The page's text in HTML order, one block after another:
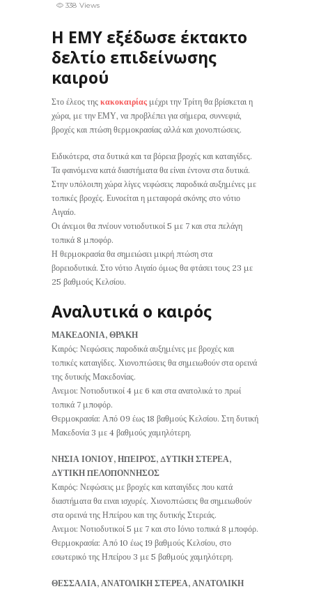
338 Views
Η ΕΜΥ εξέδωσε έκτακτο
δελτίο επιδείνωσης
καιρού
Στο έλεος της κακοκαιρίας μέχρι την Τρίτη θα βρίσκεται η
χώρα, με την ΕΜΥ, να προβλέπει για σήμερα, συννεφιά,
βροχές και πτώση θερμοκρασίας αλλά και χιονοπτώσεις.
Ειδικότερα, στα δυτικά και τα βόρεια βροχές και καταιγίδες.
Τα φαινόμενα κατά διαστήματα θα είναι έντονα στα δυτικά.
Στην υπόλοιπη χώρα λίγες νεφώσεις παροδικά αυξημένες με
τοπικές βροχές. Ευνοείται η μεταφορά σκόνης στο νότιο
Αιγαίο.
Οι άνεμοι θα πνέουν νοτιοδυτικοί 5 με 7 και στα πελάγη
τοπικά 8 μποφόρ.
Η θερμοκρασία θα σημειώσει μικρή πτώση στα
βορειοδυτικά. Στο νότιο Αιγαίο όμως θα φτάσει τους 23 με
25 βαθμούς Κελσίου.
Αναλυτικά ο καιρός
ΜΑΚΕΔΟΝΙΑ, ΘΡΑΚΗ
Καιρός: Νεφώσεις παροδικά αυξημένες με βροχές και
τοπικές καταιγίδες. Χιονοπτώσεις θα σημειωθούν στα ορεινά
της δυτικής Μακεδονίας.
Ανεμοι: Νοτιοδυτικοί 4 με 6 και στα ανατολικά το πρωί
τοπικά 7 μποφόρ.
Θερμοκρασία: Από 09 έως 18 βαθμούς Κελσίου. Στη δυτική
Μακεδονία 3 με 4 βαθμούς χαμηλότερη.
ΝΗΣΙΑ ΙΟΝΙΟΥ, ΗΠΕΙΡΟΣ, ΔΥΤΙΚΗ ΣΤΕΡΕΑ,
ΔΥΤΙΚΗ ΠΕΛΟΠΟΝΝΗΣΟΣ
Καιρός: Νεφώσεις με βροχές και καταιγίδες που κατά
διαστήματα θα ειναι ισχυρές. Χιονοπτώσεις θα σημειωθούν
στα ορεινά της Ηπείρου και της δυτικής Στερεάς.
Ανεμοι: Νοτιοδυτικοί 5 με 7 και στο Ιόνιο τοπικά 8 μποφόρ.
Θερμοκρασία: Από 10 έως 19 βαθμούς Κελσίου, στο
εσωτερικό της Ηπείρου 3 με 5 βαθμούς χαμηλότερη.
ΘΕΣΣΑΛΙΑ, ΑΝΑΤΟΛΙΚΗ ΣΤΕΡΕΑ, ΑΝΑΤΟΛΙΚΗ